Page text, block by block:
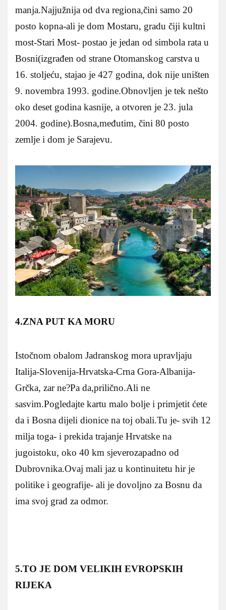
manja.Najjužnija od dva regiona,čini samo 20
posto kopna-ali je dom Mostaru, gradu čiji kultni
most-Stari Most- postao je jedan od simbola rata u
Bosni(izgrađen od strane Otomanskog carstva u
16. stoljeću, stajao je 427 godina, dok nije uništen
9. novembra 1993. godine.Obnovljen je tek nešto
oko deset godina kasnije, a otvoren je 23. jula
2004. godine).Bosna,međutim, čini 80 posto
zemlje i dom je Sarajevu.
4.ZNA PUT KA MORU
Istočnom obalom Jadranskog mora upravljaju
Italija-Slovenija-Hrvatska-Crna Gora-Albanija-
Grčka, zar ne?Pa da,prilično.Ali ne
sasvim.Pogledajte kartu malo bolje i primjetit ćete
da i Bosna dijeli dionice na toj obali.Tu je- svih 12
milja toga- i prekida trajanje Hrvatske na
jugoistoku, oko 40 km sjeverozapadno od
Dubrovnika.Ovaj mali jaz u kontinuitetu hir je
politike i geografije- ali je dovoljno za Bosnu da
ima svoj grad za odmor.
5.TO JE DOM VELIKIH EVROPSKIH
RIJEKA